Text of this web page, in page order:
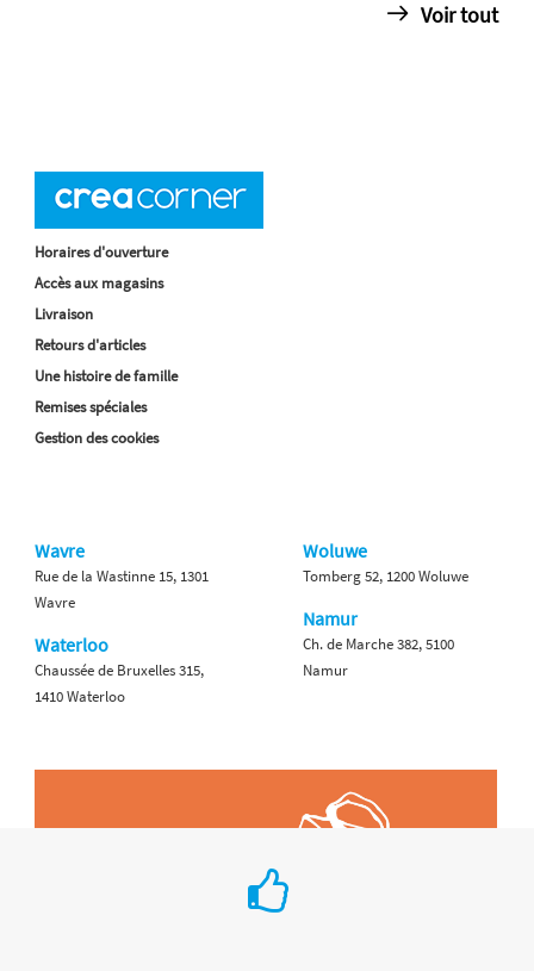
Voir tout
Horaires d'ouverture
Accès aux magasins
Livraison
Retours d'articles
Une histoire de famille
Remises spéciales
Gestion des cookies
Wavre
Rue de la Wastinne 15, 1301
Wavre
Waterloo
Chaussée de Bruxelles 315,
1410 Waterloo
Woluwe
Tomberg 52, 1200 Woluwe
Namur
Ch. de Marche 382, 5100
Namur